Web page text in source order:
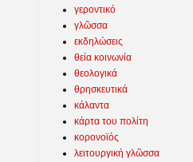
γεροντικό
γλῶσσα
εκδηλώσεις
θεία κοινωνία
θεολογικά
θρησκευτικά
κάλαντα
κάρτα του πολίτη
κορονοϊός
λειτουργική γλῶσσα